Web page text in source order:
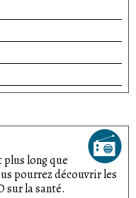
long que
pourrez découvrir les
sur la santé.